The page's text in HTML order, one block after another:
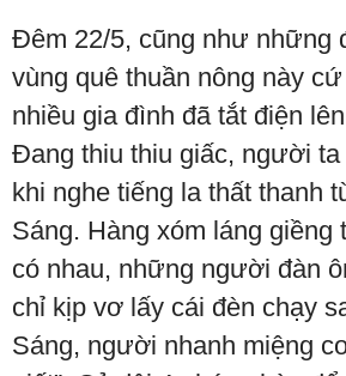
Đêm 22/5, cũng như những
vùng quê thuần nông này
nhiều gia đình đã tắt điện
Đang thiu thiu giấc, người ta
khi nghe tiếng la thất thanh
Sáng. Hàng xóm láng giềng
có nhau, những người đàn
chỉ kịp vơ lấy cái đèn chạy
Sáng, người nhanh miệng